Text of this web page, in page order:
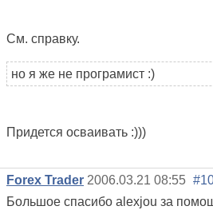
См. справку.
но я же не програмист :)
Придется осваивать :)))
Forex Trader 2006.03.21 08:55
Большое спасибо alexjou за